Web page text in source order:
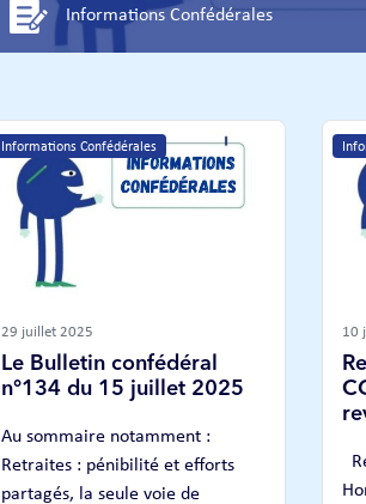
Informations Confédérales
Informations Confédérales
29 juillet 2025
Le Bulletin confédéral
n°134 du 15 juillet 2025
Au sommaire notamment :
Retraites : pénibilité et efforts
partagés, la seule voie de
10